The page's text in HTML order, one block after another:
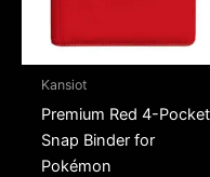
Kansiot
Premium Red 4-Pocket
Snap Binder for
Pokémon